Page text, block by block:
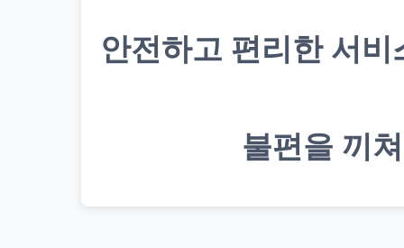
안전하고 편리한 서
불편을 끼